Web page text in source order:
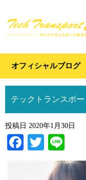
オフィシャルブログ
テックトランスポ
投稿日 2020年1月30日
Facebook
Twitter